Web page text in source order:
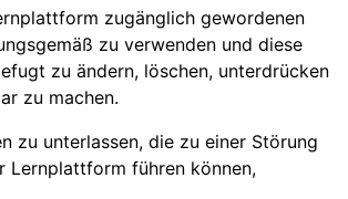
zugänglich gewordenen
zu verwenden und diese
zu ändern, löschen, unterdrücken
zu machen.
zu unterlassen, die zu einer Störung
Lernplattform führen können,